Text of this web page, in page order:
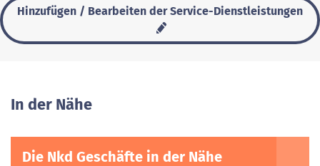
Hinzufügen / Bearbeiten der Service-Dienstleistungen
In der Nähe
Die Nkd Geschäfte in der Nähe